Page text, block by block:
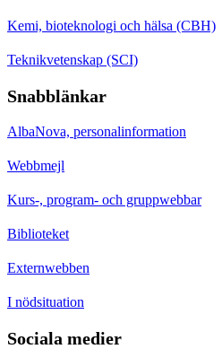
Kemi, bioteknologi och hälsa (CBH)
Teknikvetenskap (SCI)
Snabblänkar
AlbaNova, personalinformation
Webbmejl
Kurs-, program- och gruppwebbar
Biblioteket
Externwebben
I nödsituation
Sociala medier